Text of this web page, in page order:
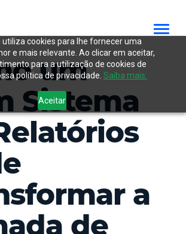
utiliza cookies para lhe fornecer uma
e mais relevante. Ao clicar em aceitar,
para a utilização de cookies de
política de privacidade. Saiba mais.
Aceitar
um
Sistema
a
de